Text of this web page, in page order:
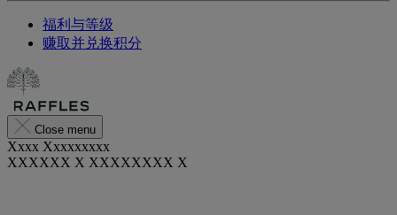
福利与等级
赚取并兑换积分
Close menu
Xxxx Xxxxxxxxx
XXXXXX X XXXXXXXX X